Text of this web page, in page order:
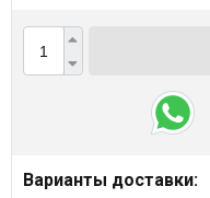
Варианты доставки: